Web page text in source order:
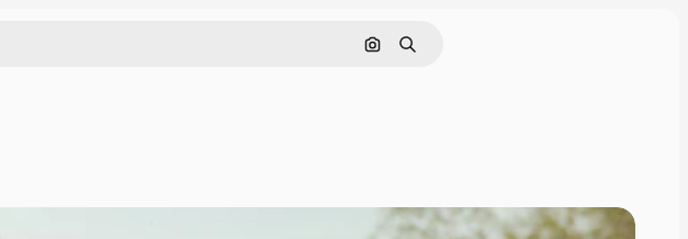
Cerca per immagine
Ricerca